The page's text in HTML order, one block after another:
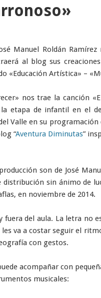
Manuel Roldán
al blog sus
Artística» –
nos trae la canción
la etapa de infantil en el
Valle en su programación
“Aventura Diminutas”
son de José
sin ánimo de
en noviembre de 2014.
del aula. La letra no
va a costar seguir el
con gestos.
acompañar con
musicales: